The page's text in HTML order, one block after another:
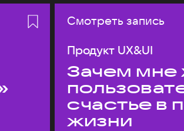
Смотреть запись
Продукт UX&UI
Зачем мне
счастье в
жизни